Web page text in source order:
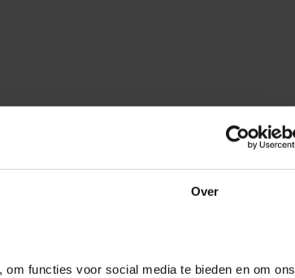
Over
functies voor social media te bieden en om ons